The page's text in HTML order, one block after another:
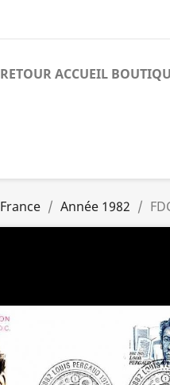
RETOUR ACCUEIL
France Année 1982